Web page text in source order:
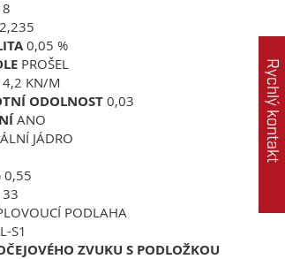
0,05 %
PROŠEL
KN/M
ODOLNOST0,03
ANO
JÁDRO
0,55
PODLAHA
S1
ZVUKU S PODLOŽKOU
Rychlý kontakt